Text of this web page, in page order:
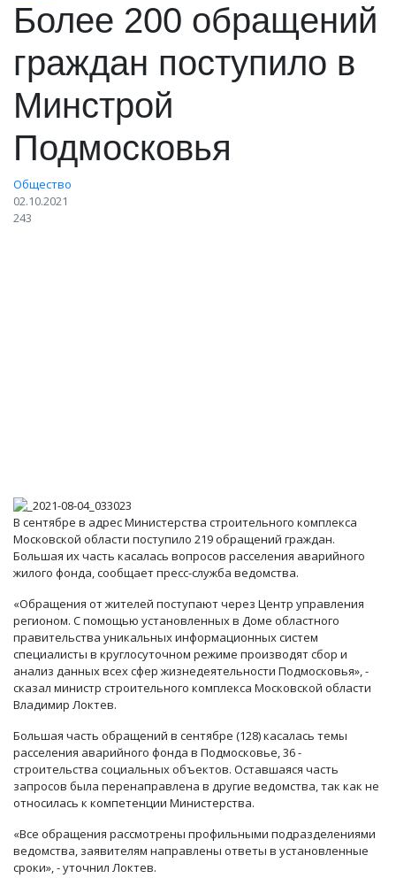
Более 200 обращений
граждан поступило в
Минстрой
Подмосковья
Общество
02.10.2021
243
В сентябре в адрес Министерства строительного комплекса
Московской области поступило 219 обращений граждан.
Большая их часть касалась вопросов расселения аварийного
жилого фонда, сообщает пресс-служба ведомства.
«Обращения от жителей поступают через Центр управления
регионом. С помощью установленных в Доме областного
правительства уникальных информационных систем
специалисты в круглосуточном режиме производят сбор и
анализ данных всех сфер жизнедеятельности Подмосковья», -
сказал министр строительного комплекса Московской области
Владимир Локтев.
Большая часть обращений в сентябре (128) касалась темы
расселения аварийного фонда в Подмосковье, 36 -
строительства социальных объектов. Оставшаяся часть
запросов была перенаправлена в другие ведомства, так как не
относилась к компетенции Министерства.
«Все обращения рассмотрены профильными подразделениями
ведомства, заявителям направлены ответы в установленные
сроки», - уточнил Локтев.